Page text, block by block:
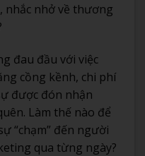
nhắc nhở về thương
đau đầu với việc
cồng kềnh, chi phí
được đón nhận
Làm thế nào để
“chạm” đến người
qua từng ngày?